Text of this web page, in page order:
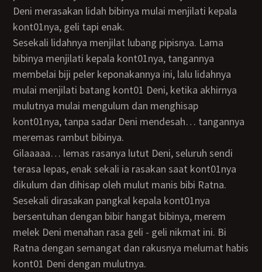
Deni merasakan lidah bibinya mulai menjilati kepala
kont01nya, geli tapi enak.
sesekali lidahnya menjilat lubang pipisnya. Lama
bibinya menjilati kepala kont01nya, tangannya
membelai biji peler keponakannya ini, lalu lidahnya
mulai menjilati batang kont01 Deni, ketika akhirnya
mulutnya mulai mengulum dan menghisap
kont01nya, tanpa sadar Deni mendesah… tangannya
meremas rambut bibinya.
Gilaaaaa… lemas rasanya lutut Deni, seluruh sendi
terasa lepas, enak sekali ia rasakan saat kont01nya
dikulum dan dihisap oleh mulut manis bibi Ratna.
Sesekali dirasakan pangkal kepala kont01nya
bersentuhan dengan bibir hangat bibinya, merem
melek Deni menahan rasa geli - geli nikmat ini. Bi
Ratna dengan semangat dan rakusnya melumat habis
kont01 Deni dengan mulutnya.